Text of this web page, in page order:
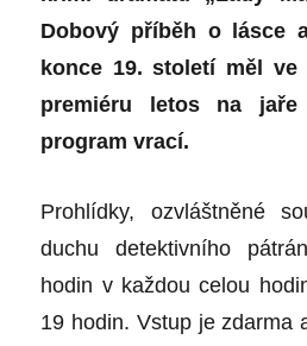
Dobový příběh o lásce
konce 19. století měl ve
premiéru letos na
program vrací.
Prohlídky, ozvláštněné
duchu detektivního
hodin v každou celou
19 hodin. Vstup je zdarma